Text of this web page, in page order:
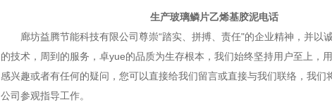
生产玻璃鳞片乙烯基胶泥电话
廊坊益腾节能科技有限公司尊崇“踏实、拼搏、责任"的企业精神，并以
的技术，周到的服务，卓yue的品质为生存根本，我们始终坚持用户至上，
感兴趣或者有任何的疑问，您可以直接给我们留言或直接与我们联络，我
公司参观指导工作。